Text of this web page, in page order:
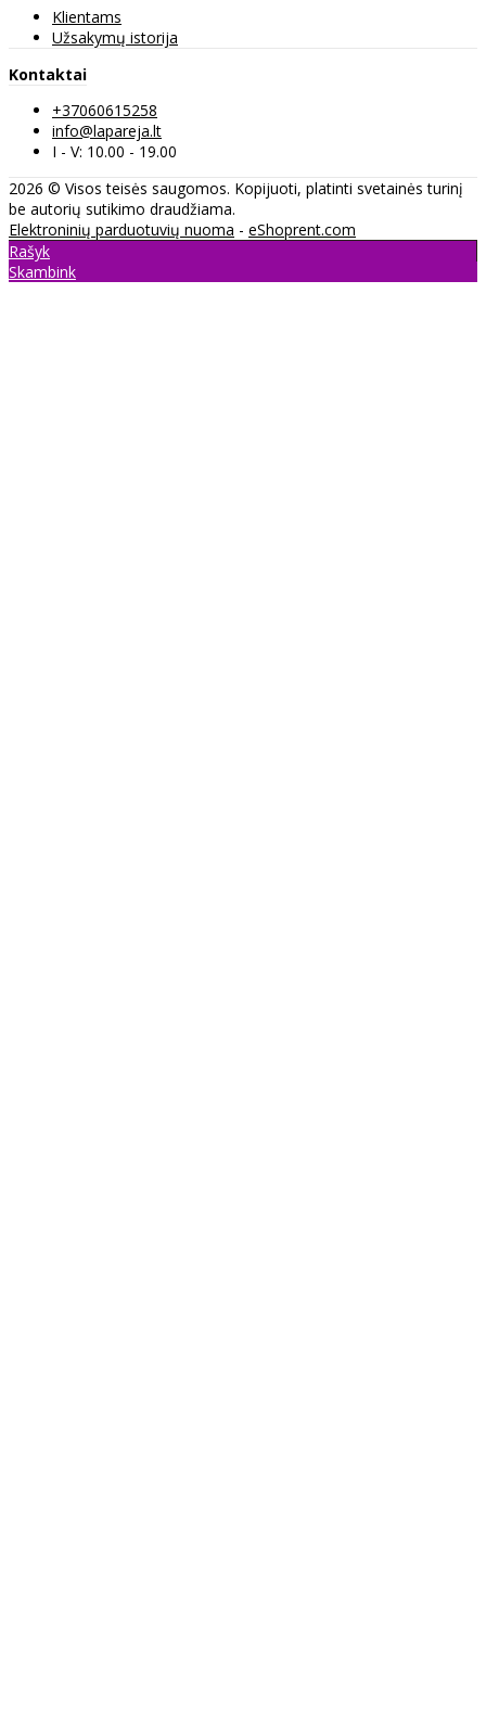
Klientams
Užsakymų istorija
Kontaktai
+37060615258
info@lapareja.lt
I - V: 10.00 - 19.00
2026 © Visos teisės saugomos. Kopijuoti, platinti svetainės turinį
be autorių sutikimo draudžiama.
Elektroninių parduotuvių nuoma - eShoprent.com
Rašyk
Skambink